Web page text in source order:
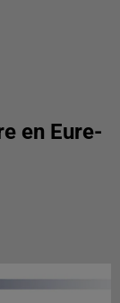
en Eure-